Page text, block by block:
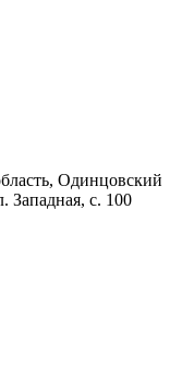
Одинцовский
Западная, с. 100